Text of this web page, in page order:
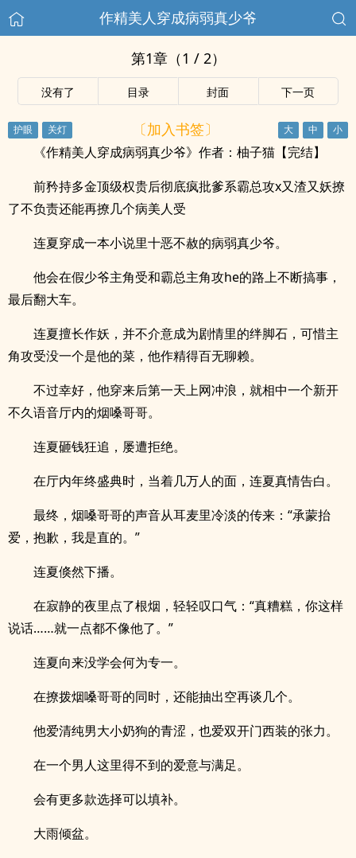
作精美人穿成病弱真少爷
第1章（1 / 2）
没有了 目录 封面 下一页
〔加入书签〕
《作精美人穿成病弱真少爷》作者：柚子猫【完结】
前矜持多金顶级权贵后彻底疯批爹系霸总攻x又渣又妖撩
了不负责还能再撩几个病美人受
连夏穿成一本小说里十恶不赦的病弱真少爷。
他会在假少爷主角受和霸总主角攻he的路上不断搞事，
最后翻大车。
连夏擅长作妖，并不介意成为剧情里的绊脚石，可惜主
角攻受没一个是他的菜，他作精得百无聊赖。
不过幸好，他穿来后第一天上网冲浪，就相中一个新开
不久语音厅内的烟嗓哥哥。
连夏砸钱狂追，屡遭拒绝。
在厅内年终盛典时，当着几万人的面，连夏真情告白。
最终，烟嗓哥哥的声音从耳麦里冷淡的传来：“承蒙抬
爱，抱歉，我是直的。”
连夏倏然下播。
在寂静的夜里点了根烟，轻轻叹口气：“真糟糕，你这样
说话……就一点都不像他了。”
连夏向来没学会何为专一。
在撩拨烟嗓哥哥的同时，还能抽出空再谈几个。
他爱清纯男大小奶狗的青涩，也爱双开门西装的张力。
在一个男人这里得不到的爱意与满足。
会有更多款选择可以填补。
大雨倾盆。